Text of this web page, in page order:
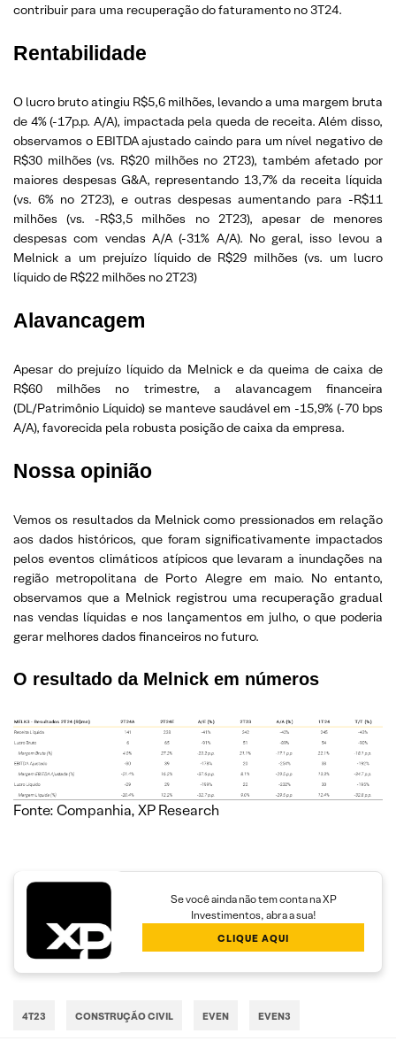
contribuir para uma recuperação do faturamento no 3T24.
Rentabilidade
O lucro bruto atingiu R$5,6 milhões, levando a uma margem bruta
de 4% (-17p.p. A/A), impactada pela queda de receita. Além disso,
observamos o EBITDA ajustado caindo para um nível negativo de
R$30 milhões (vs. R$20 milhões no 2T23), também afetado por
maiores despesas G&A, representando 13,7% da receita líquida
(vs. 6% no 2T23), e outras despesas aumentando para -R$11
milhões (vs. -R$3,5 milhões no 2T23), apesar de menores
despesas com vendas A/A (-31% A/A). No geral, isso levou a
Melnick a um prejuízo líquido de R$29 milhões (vs. um lucro
líquido de R$22 milhões no 2T23)
Alavancagem
Apesar do prejuízo líquido da Melnick e da queima de caixa de
R$60 milhões no trimestre, a alavancagem financeira
(DL/Patrimônio Líquido) se manteve saudável em -15,9% (-70 bps
A/A), favorecida pela robusta posição de caixa da empresa.
Nossa opinião
Vemos os resultados da Melnick como pressionados em relação
aos dados históricos, que foram significativamente impactados
pelos eventos climáticos atípicos que levaram a inundações na
região metropolitana de Porto Alegre em maio. No entanto,
observamos que a Melnick registrou uma recuperação gradual
nas vendas líquidas e nos lançamentos em julho, o que poderia
gerar melhores dados financeiros no futuro.
O resultado da Melnick em números
Fonte: Companhia, XP Research
Se você ainda não tem conta na XP
Investimentos, abra a sua!
CLIQUE AQUI
4T23 CONSTRUÇÃO CIVIL EVEN EVEN3